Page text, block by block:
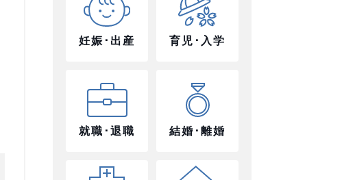
妊娠･出産 育児･入学
就職･退職 結婚･離婚